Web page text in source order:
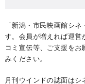
「新潟・市民映画館シ
す。会員が増えれば運営
コミ宣伝等、ご支援を
みください。
月刊ウインドの誌面は